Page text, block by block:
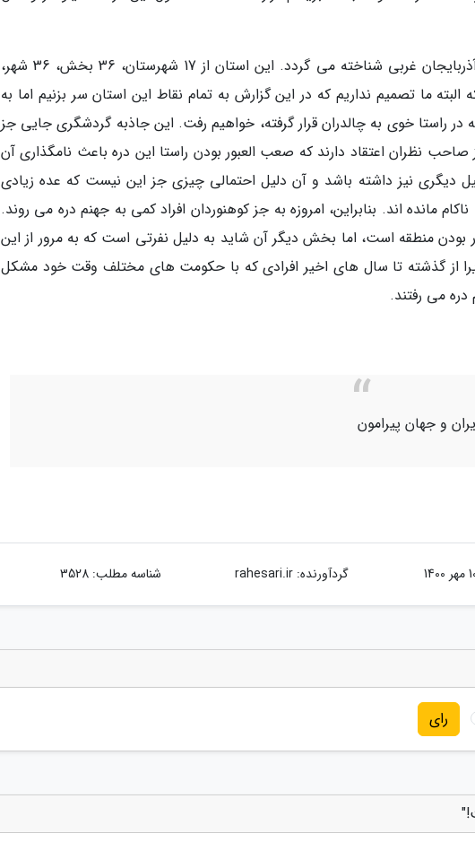
یکی از استان های غربی کشورمان با نام آذربایجان غربی شناخته می گردد. این استان از 17 شهرستان، 36 بخش، 36 شهر،
تشکیل شده که البته ما تصمیم نداریم که در این گزارش به تمام نقاط این استان سر بزنیم اما به
راستا خوی به چالدران قرار گرفته، خواهیم رفت. این جاذبه گردشگری جایی جز
نظران اعتقاد دارند که صعب العبور بودن راستا این دره باعث نامگذاری آن
دیگری نیز داشته باشد و آن دلیل احتمالی چیزی جز این نیست که عده زیادی
مانده اند. بنابراین، امروزه به جز کوهنوردان افراد کمی به جهنم دره می روند.
بودن منطقه است، اما بخش دیگر آن شاید به دلیل نفرتی است که به مرور از این
از گذشته تا سال های اخیر افرادی که با حکومت های مختلف وقت خود مشکل
می رفتند.
و جهان پیرامون
1400 گردآورنده:rahesari.ir شناسه مطلب: 3528
رای